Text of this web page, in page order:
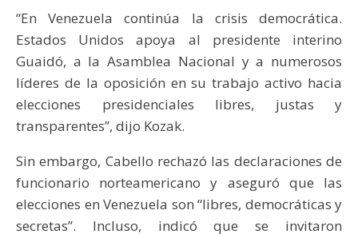
“En Venezuela continúa la crisis democrática.
Estados Unidos apoya al presidente interino
Guaidó, a la Asamblea Nacional y a numerosos
líderes de la oposición en su trabajo activo hacia
elecciones presidenciales libres, justas y
transparentes”, dijo Kozak.
Sin embargo, Cabello rechazó las declaraciones de
funcionario norteamericano y aseguró que las
elecciones en Venezuela son “libres, democráticas y
secretas”. Incluso, indicó que se invitaron